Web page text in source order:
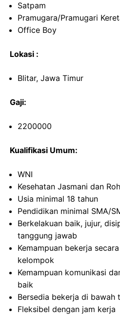
Satpam
Pramugara/Pramugari
Office Boy
Lokasi :
Blitar, Jawa Timur
Gaji:
2200000
Kualifikasi Umum:
WNI
Kesehatan Jasmani dan
Usia minimal 18 tahun
Pendidikan minimal SMA/
Berkelakuan baik, jujur,
tanggung jawab
Kemampuan bekerja
kelompok
Kemampuan komunikasi
baik
Bersedia bekerja di bawah
Fleksibel dengan jam kerja